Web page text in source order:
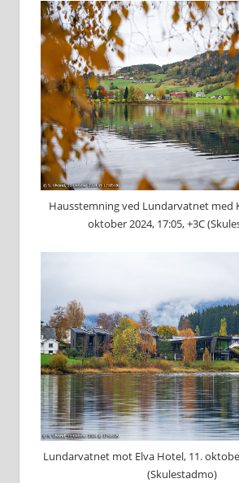
Hausstemning ved Lundarvatnet med
oktober 2024, 17:05, +3C
Lundarvatnet mot Elva Hotel, 11.
(Skulestadmo)